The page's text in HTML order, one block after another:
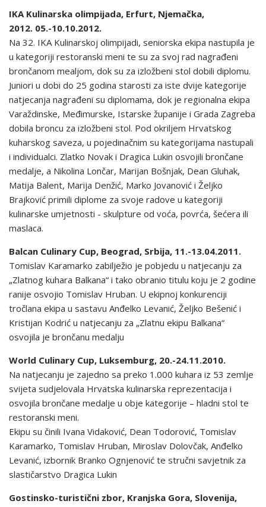
IKA Kulinarska olimpijada, Erfurt, Njemačka,
2012. 05.-10.10.2012.
Na 32. IKA Kulinarskoj olimpijadi, seniorska ekipa nastupila je
u kategoriji restoranski meni te su za svoj rad nagrađeni
brončanom mealjom, dok su za izložbeni stol dobili diplomu.
Juniori u dobi do 25 godina starosti za iste dvije kategorije
natjecanja nagrađeni su diplomama, dok je regionalna ekipa
Varaždinske, Međimurske, Istarske županije i Grada Zagreba
dobila broncu za izložbeni stol. Pod okriljem Hrvatskog
kuharskog saveza, u pojedinačnim su kategorijama nastupali
i individualci. Zlatko Novak i Dragica Lukin osvojili brončane
medalje, a Nikolina Lončar, Marijan Bošnjak, Dean Gluhak,
Matija Balent, Marija Denžić, Marko Jovanović i Željko
Brajković primili diplome za svoje radove u kategoriji
kulinarske umjetnosti - skulpture od voća, povrća, šećera ili
maslaca.
Balcan Culinary Cup, Beograd, Srbija, 11.-13.04.2011.
Tomislav Karamarko zabilježio je pobjedu u natjecanju za
„Zlatnog kuhara Balkana“ i tako obranio titulu koju je 2 godine
ranije osvojio Tomislav Hruban. U ekipnoj konkurenciji
tročlana ekipa u sastavu Anđelko Levanić, Željko Bešenić i
Kristijan Kodrić u natjecanju za „Zlatnu ekipu Balkana“
osvojila je brončanu medalju
World Culinary Cup, Luksemburg, 20.-24.11.2010.
Na natjecanju je zajedno sa preko 1.000 kuhara iz 53 zemlje
svijeta sudjelovala Hrvatska kulinarska reprezentacija i
osvojila brončane medalje u obje kategorije – hladni stol te
restoranski meni.
Ekipu su činili Ivana Vidaković, Dean Todorović, Tomislav
Karamarko, Tomislav Hruban, Miroslav Dolovčak, Anđelko
Levanić, izbornik Branko Ognjenović te stručni savjetnik za
slastičarstvo Dragica Lukin
Gostinsko-turistični zbor, Kranjska Gora, Slovenija,